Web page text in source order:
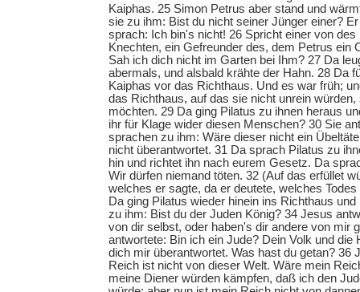
Kaiphas. 25 Simon Petrus aber stand und
sie zu ihm: Bist du nicht seiner Jünger einer?
sprach: Ich bin's nicht! 26 Spricht einer von des
Knechten, ein Gefreunder des, dem Petrus ein
Sah ich dich nicht im Garten bei Ihm? 27 Da
abermals, und alsbald krähte der Hahn. 28 Da
Kaiphas vor das Richthaus. Und es war früh;
das Richthaus, auf das sie nicht unrein
möchten. 29 Da ging Pilatus zu ihnen heraus
ihr für Klage wider diesen Menschen? 30 Sie
sprachen zu ihm: Wäre dieser nicht ein
nicht überantwortet. 31 Da sprach Pilatus zu
hin und richtet ihn nach eurem Gesetz. Da
Wir dürfen niemand töten. 32 (Auf das erfüllet
welches er sagte, da er deutete, welches
Da ging Pilatus wieder hinein ins Richthaus
zu ihm: Bist du der Juden König? 34 Jesus
von dir selbst, oder haben's dir andere von mir
antwortete: Bin ich ein Jude? Dein Volk und die
dich mir überantwortet. Was hast du getan? 36
Reich ist nicht von dieser Welt. Wäre mein
meine Diener würden kämpfen, daß ich den